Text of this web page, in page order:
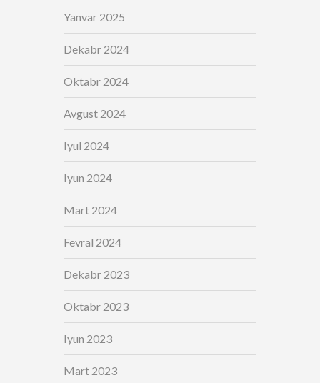
Yanvar 2025
Dekabr 2024
Oktabr 2024
Avgust 2024
Iyul 2024
Iyun 2024
Mart 2024
Fevral 2024
Dekabr 2023
Oktabr 2023
Iyun 2023
Mart 2023